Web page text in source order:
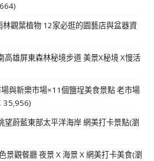
林觀葉植物 12家必逛的園藝店與盆器資
高雄屏東森林秘境步道 美景X秘境 X慢活
場與新樂市場×11個鹽埕美食景點 老市場
35,956)
望蔚藍東部太平洋海岸 網美打卡景點(瀏
景觀餐廳 夜景 X 海景 X 網美打卡美食(瀏